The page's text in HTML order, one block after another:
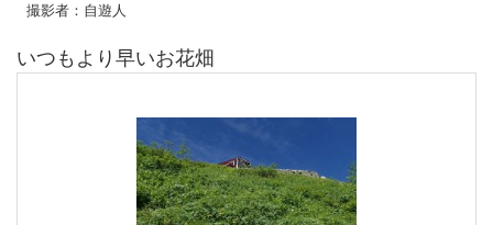
撮影者：自遊人
いつもより早いお花畑